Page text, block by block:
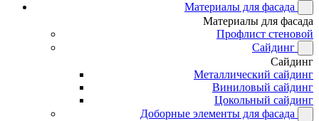
Материалы для фасада
Материалы для фасада
Профлист стеновой
Сайдинг
Сайдинг
Металлический сайдинг
Виниловый сайдинг
Цокольный сайдинг
Доборные элементы для фасада